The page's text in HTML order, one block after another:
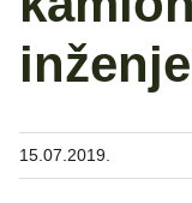
15.07.2019.